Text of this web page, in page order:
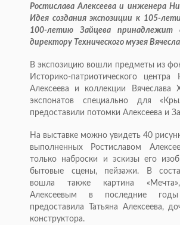
Ростислава Алексеева и инженера
Идея создания экспозиции к 105-
100-летию Зайцева принадлежит
директору Технического музея
В экспозицию вошли предметы из
Историко-патриотического
Алексеева и коллекции Вячеслава
экспонатов специально для
предоставили потомки Алексеева и
На выставке можно увидеть 40
выполненных Ростиславом
только наброски и эскизы его
бытовые сцены, пейзажи. В
вошла также картина «Мечта»,
Алексеевым в последние
предоставила Татьяна Алексеева,
конструктора.